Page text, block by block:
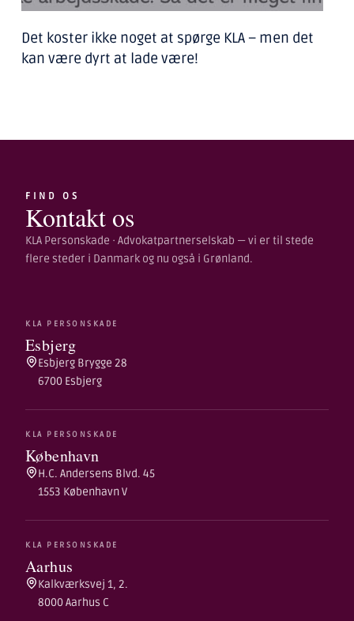
Det koster ikke noget at spørge KLA – men det
kan være dyrt at lade være!
FIND OS
Kontakt os
KLA Personskade · Advokatpartnerselskab — vi er til stede
flere steder i Danmark og nu også i Grønland.
KLA PERSONSKADE
Esbjerg
Esbjerg Brygge 28
6700 Esbjerg
KLA PERSONSKADE
København
H.C. Andersens Blvd. 45
1553 København V
KLA PERSONSKADE
Aarhus
Kalkværksvej 1, 2.
8000 Aarhus C